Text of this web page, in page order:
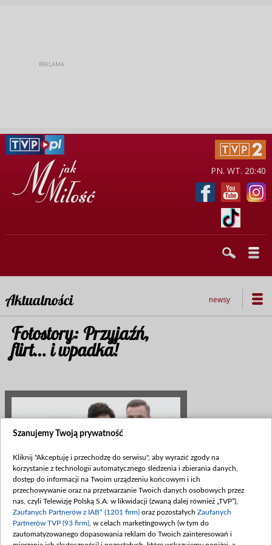
PN. WT. 20:40
Aktualności newsy
Fotostory: Przyjaźń,
flirt… i wpadka!
Data publikacji:2015-04-21
Przed nami 1138 odcinek "M jak
Szanujemy Twoją prywatność
Kliknij "Akceptuję i przechodzę do serwisu", aby wyrazić zgody na
korzystanie z technologii automatycznego śledzenia i zbierania danych,
dostęp do informacji na Twoim urządzeniu końcowym i ich
przechowywanie oraz na przetwarzanie Twoich danych osobowych przez
nas, czyli Telewizję Polską S.A. w likwidacji (zwaną dalej również „TVP”),
Zaufanych Partnerów z IAB* (1201 firm) oraz pozostałych Zaufanych
Partnerów TVP (93 firm) , w celach marketingowych (w tym do
zautomatyzowanego dopasowania reklam do Twoich zainteresowań i